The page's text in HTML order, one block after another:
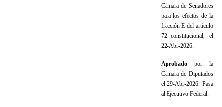
Cámara de Senadores
para los efectos de la
fracción E del artículo
72 constitucional, el
22-Abr-2026.
Aprobadopor la
Cámara de Diputados
el 29-Abr-2026. Pasa
al Ejecutivo Federal.